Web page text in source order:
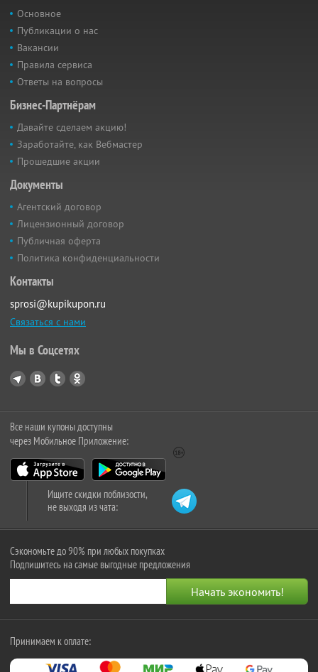
Основное
Публикации о нас
Вакансии
Правила сервиса
Ответы на вопросы
Бизнес-Партнёрам
Давайте сделаем акцию!
Заработайте, как Вебмастер
Прошедшие акции
Документы
Агентский договор
Лицензионный договор
Публичная оферта
Политика конфиденциальности
Контакты
sprosi@kupikupon.ru
Связаться с нами
Мы в Соцсетях
Все наши купоны доступны
через Мобильное Приложение:
Ищите скидки поблизости,
не выходя из чата:
Сэкономьте до 90% при любых покупках
Подпишитесь на самые выгодные предложения
Принимаем к оплате: